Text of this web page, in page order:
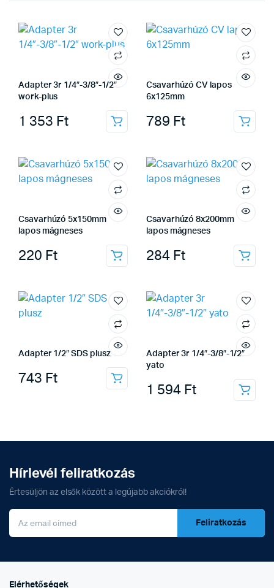
Adapter 3r 1/4″-3/8″-1/2″
work-plus
1 353 Ft
Csavarhúzó CV lapos
6x125mm
789 Ft
Csavarhúzó 5x150mm
lapos mágneses
220 Ft
Csavarhúzó 8x200mm
lapos mágneses
284 Ft
Adapter 1/2″ SDS plusz
743 Ft
Adapter 3r 1/4″-3/8″-1/2″
yato
1 594 Ft
Hírlevél feliratkozás
Értesüljön az elsők között a legújabb akciókról!
Feliratkozás
Elérhetőségek